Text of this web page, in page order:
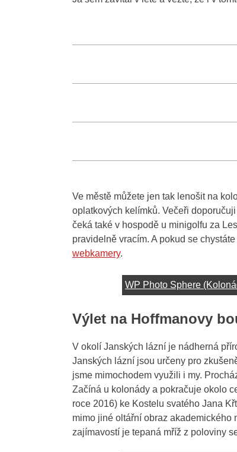
Ve městě můžete jen tak lenošit na
oplatkových kelímků. Večeři
čeká také v hospodě u minigolfu za
pravidelně vracím. A pokud se
webkamery.
WP Photo Sphere
Výlet na Hoffmanovy
V okolí Janských lázní je nádherná
Janských lázní jsou určeny pro
jsme mimochodem využili i my.
Začíná u kolonády a pokračuje okolo
roce 2016) ke Kostelu svatého Jana
mimo jiné oltářní obraz akademického
zajímavostí je tepaná mříž z poloviny